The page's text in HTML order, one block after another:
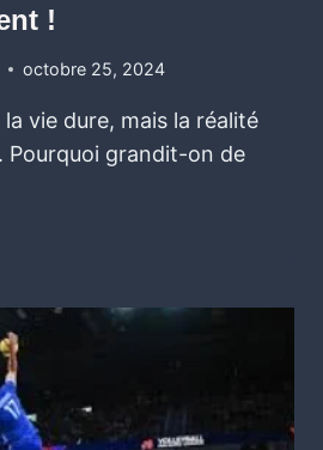
!
octobre 25, 2024
vie dure, mais la réalité
Pourquoi grandit-on de